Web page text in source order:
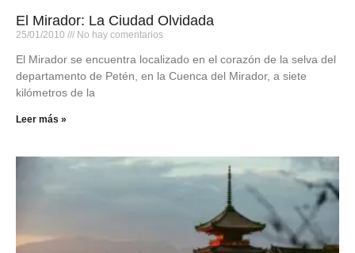
El Mirador: La Ciudad Olvidada
25/01/2010 No hay comentarios
El Mirador se encuentra localizado en el corazón de la selva del
departamento de Petén, en la Cuenca del Mirador, a siete
kilómetros de la
Leer más »